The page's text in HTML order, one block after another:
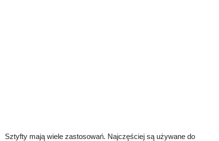
Sztyfty mają wiele zastosowań. Najczęściej są używane do